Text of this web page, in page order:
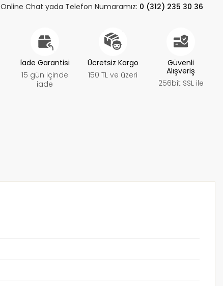
Online Chat yada Telefon Numaramız: 0 (312) 235 30 36
İade Garantisi
15 gün içinde
iade
Ücretsiz Kargo
150 TL ve üzeri
Güvenli
Alışveriş
256bit SSL ile